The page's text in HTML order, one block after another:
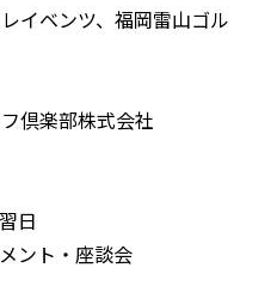
イベンツ、福岡雷山ゴル
倶楽部株式会社
日
ント・座談会